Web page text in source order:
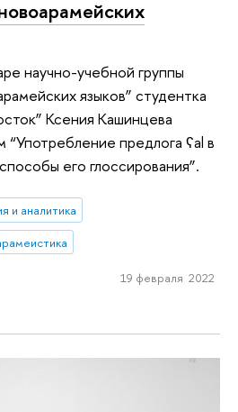
научно-учебной группы
языков” студентка
Ксения Кашинцева
“Употребление предлога ʕal в
его глоссирования”.
и аналитика
19 февраля 2022